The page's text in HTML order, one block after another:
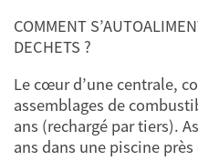
COMMENT
DECHETS ?
Le cœur d’une centrale,
assemblages de
ans (rechargé par tiers).
ans dans une piscine